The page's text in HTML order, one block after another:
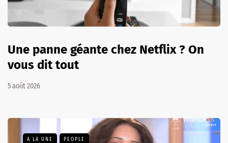
Une panne géante chez Netflix ? On
vous dit tout
5 août 2026
A LA UNE PEOPLE